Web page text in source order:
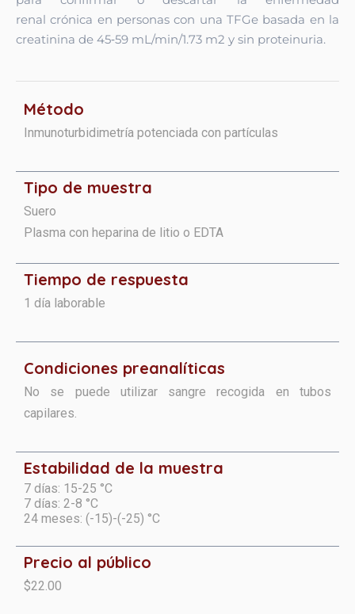
renalcrónica en personas con una TFGe basada en la
creatinina de 45‑59 mL/min/1.73 m2 y sin proteinuria.
Método
Inmunoturbidimetría potenciada con partículas
Tipo de muestra
Suero
Plasma con heparina de litio o EDTA
Tiempo de respuesta
1 día laborable​
Condiciones preanalíticas
No se puede utilizar sangre recogida en tubos
capilares.
Estabilidad de la muestra
7 días: 15-25 °C
7 días: 2-8 °C
24 meses: (-15)-(-25) °C
Precio al público
$22.00